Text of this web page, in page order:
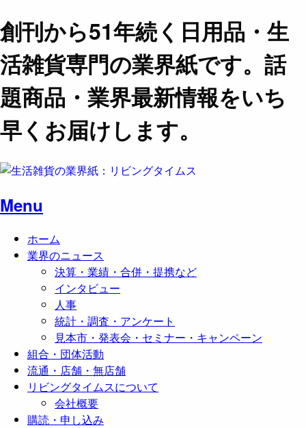
創刊から51年続く日用品・生
活雑貨専門の業界紙です。話
題商品・業界最新情報をいち
早くお届けします。
Menu
ホーム
業界のニュース
決算・業績・合併・提携など
インタビュー
人事
統計・調査・アンケート
見本市・発表会・セミナー・キャンペーン
組合・団体活動
流通・店舗・無店舗
リビングタイムスについて
会社概要
購読・申し込み